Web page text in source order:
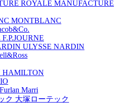
MANUFACTURE
MONTBLANC
F.P.JOURNE
ULYSSE NARDIN
HAMILTON
Furlan Marri
大塚ローテック